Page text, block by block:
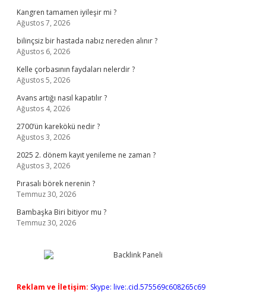
Kangren tamamen iyileşir mi ?
Ağustos 7, 2026
bilinçsiz bir hastada nabız nereden alınır ?
Ağustos 6, 2026
Kelle çorbasının faydaları nelerdir ?
Ağustos 5, 2026
Avans artığı nasıl kapatılır ?
Ağustos 4, 2026
2700’ün karekökü nedir ?
Ağustos 3, 2026
2025 2. dönem kayıt yenileme ne zaman ?
Ağustos 3, 2026
Pırasalı börek nerenin ?
Temmuz 30, 2026
Bambaşka Biri bitiyor mu ?
Temmuz 30, 2026
Reklam ve İletişim: Skype: live:.cid.575569c608265c69